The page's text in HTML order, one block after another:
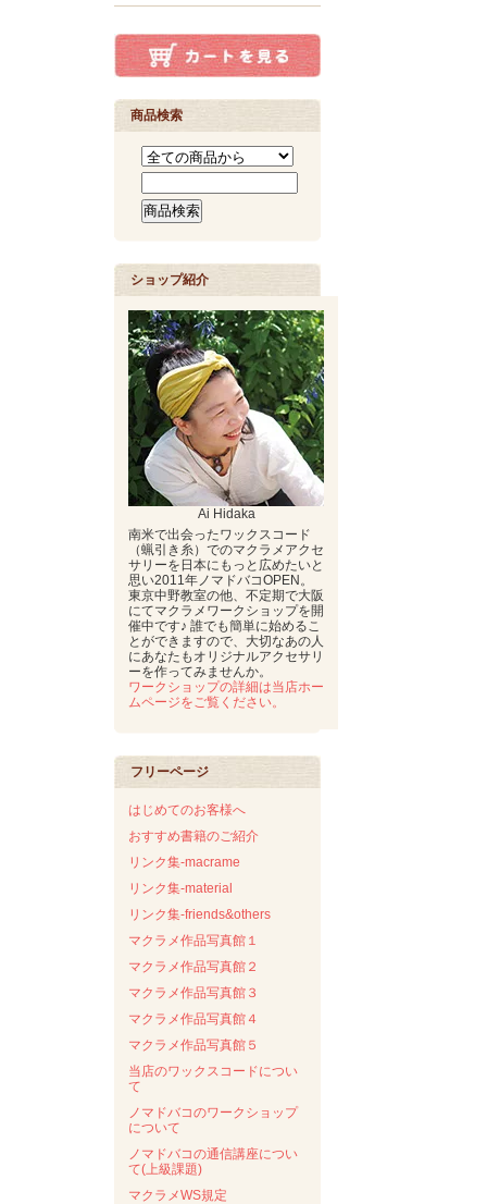
商品検索
ショップ紹介
Ai Hidaka
南米で出会ったワックスコード
（蝋引き糸）でのマクラメアクセ
サリーを日本にもっと広めたいと
思い2011年ノマドバコOPEN。
東京中野教室の他、不定期で大阪
にてマクラメワークショップを開
催中です♪ 誰でも簡単に始めるこ
とができますので、大切なあの人
にあなたもオリジナルアクセサリ
ーを作ってみませんか。
ワークショップの詳細は当店ホー
ムページをご覧ください。
フリーページ
はじめてのお客様へ
おすすめ書籍のご紹介
リンク集-macrame
リンク集-material
リンク集-friends&others
マクラメ作品写真館１
マクラメ作品写真館２
マクラメ作品写真館３
マクラメ作品写真館４
マクラメ作品写真館５
当店のワックスコードについ
て
ノマドバコのワークショップ
について
ノマドバコの通信講座につい
て(上級課題)
マクラメWS規定